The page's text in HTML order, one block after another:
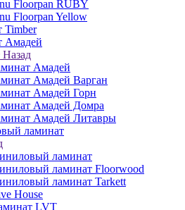
Floorpan RUBY
Floorpan Yellow
Timber
Амадей
Назад
Амадей
Амадей Варган
Амадей Горн
Амадей Домра
Амадей Литавры
ламинат
ламинат
ламинат Floorwood
ламинат Tarkett
House
LVT